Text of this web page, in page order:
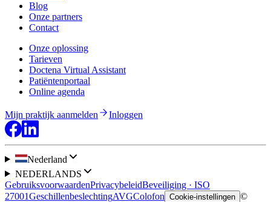
Blog
Onze partners
Contact
Onze oplossing
Tarieven
Doctena Virtual Assistant
Patiëntenportaal
Online agenda
Mijn praktijk aanmelden Inloggen
Nederland
NEDERLANDS
GebruiksvoorwaardenPrivacybeleidBeveiliging · ISO
27001GeschillenbeslechtingAVGColofon Cookie-instellingen ©